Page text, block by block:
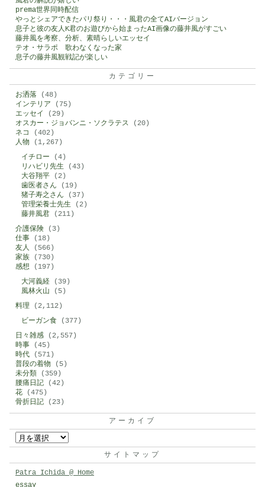
prema世界同時配信
やっとシェアできたパリ祭り・・・風君の全てAIバージョン
息子と彼の友人K君のお遊びから始まったAI画像の藤井風がすごい
藤井風を考察、分析、素晴らしいエッセイ
テオ・サラポ 歌わなくなった家
息子の藤井風観戦記が楽しい
カテゴリー
お洒落 (48)
インテリア (75)
エッセイ
(29)
オスカー・ジョバンニ・ソクラテス (20)
ネコ
(402)
人物 (1,267)
イチロー (4)
リハビリ先生 (43)
大谷翔平 (2)
歯医者さん (19)
猪子寿之さん (37)
管理栄養士先生 (2)
藤井風君 (211)
介護保険 (3)
仕事 (18)
友人
(566)
家族 (730)
感想 (197)
大河義経 (39)
風林火山 (5)
料理 (2,112)
ビーガン食 (377)
日々雑感 (2,557)
時事 (45)
時代 (571)
普段の着物 (5)
未分類 (359)
腰痛日記 (42)
花 (475)
骨折日記 (23)
アーカイブ
イ
サイトマップ
Patra Ichida @ Home
essay